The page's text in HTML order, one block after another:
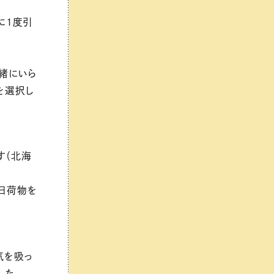
1度引
にいら
選択し
北海
荷物を
を吸っ